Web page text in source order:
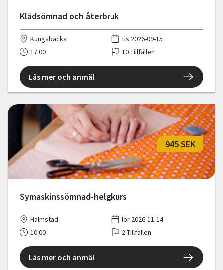
Klädsömnad och återbruk
Kungsbacka
tis 2026-09-15
17:00
10 Tillfällen
Läs mer och anmäl
Symaskinssömnad-helgkurs
945 SEK
Halmstad
lör 2026-11-14
10:00
2 Tillfällen
Läs mer och anmäl